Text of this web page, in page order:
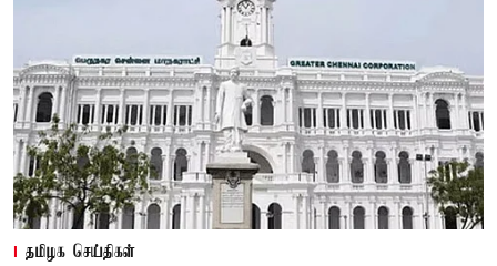
தமிழக செய்திகள்